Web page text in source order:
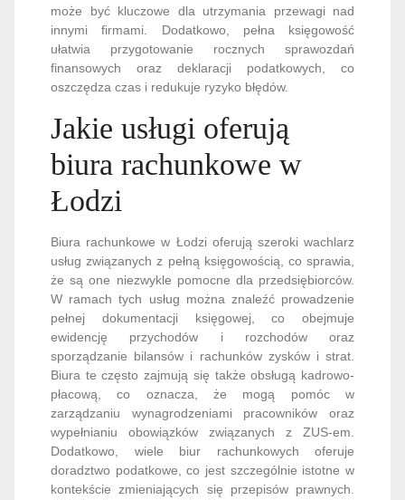
może być kluczowe dla utrzymania przewagi nad
innymi firmami. Dodatkowo, pełna księgowość
ułatwia przygotowanie rocznych sprawozdań
finansowych oraz deklaracji podatkowych, co
oszczędza czas i redukuje ryzyko błędów.
Jakie usługi oferują
biura rachunkowe w
Łodzi
Biura rachunkowe w Łodzi oferują szeroki wachlarz
usług związanych z pełną księgowością, co sprawia,
że są one niezwykle pomocne dla przedsiębiorców.
W ramach tych usług można znaleźć prowadzenie
pełnej dokumentacji księgowej, co obejmuje
ewidencję przychodów i rozchodów oraz
sporządzanie bilansów i rachunków zysków i strat.
Biura te często zajmują się także obsługą kadrowo-
płacową, co oznacza, że mogą pomóc w
zarządzaniu wynagrodzeniami pracowników oraz
wypełnianiu obowiązków związanych z ZUS-em.
Dodatkowo, wiele biur rachunkowych oferuje
doradztwo podatkowe, co jest szczególnie istotne w
kontekście zmieniających się przepisów prawnych.